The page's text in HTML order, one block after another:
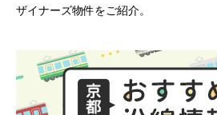
ザイナーズ物件をご紹介。